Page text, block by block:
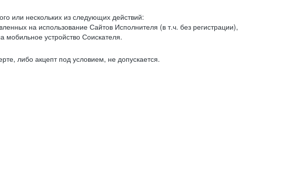
или нескольких из следующих действий:
на использование Сайтов Исполнителя (в т.ч. без регистрации),
устройство Соискателя.
либо акцепт под условием, не допускается.